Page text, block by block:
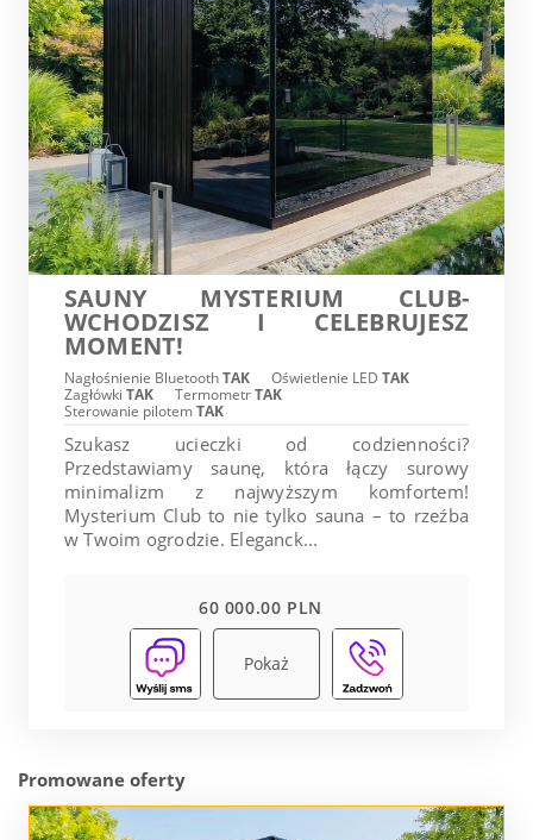
SAUNY MYSTERIUM CLUB-
WCHODZISZ I CELEBRUJESZ
MOMENT!
Nagłośnienie BluetoothTAK Oświetlenie LED TAK
Zagłówki TAK TermometrTAK
Sterowanie pilotemTAK
Szukasz ucieczki od codzienności?
Przedstawiamy saunę, która łączy surowy
minimalizm z najwyższym komfortem!
Mysterium Club to nie tylko sauna – to rzeźba
w Twoim ogrodzie. Eleganck...
60 000.00 PLN
Pokaż
Promowane oferty